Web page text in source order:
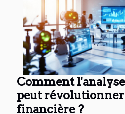
Comment
peut
financière ?